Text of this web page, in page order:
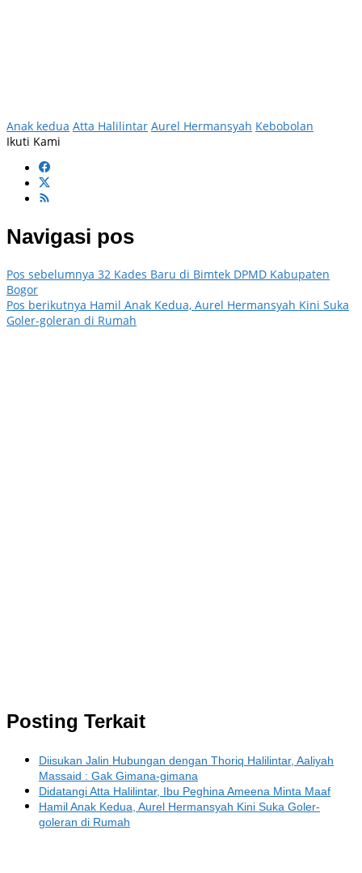
Anak kedua Atta Halilintar Aurel Hermansyah Kebobolan
Ikuti Kami
Navigasi pos
Pos sebelumnya 32 Kades Baru di Bimtek DPMD Kabupaten
Bogor
Pos berikutnya Hamil Anak Kedua, Aurel Hermansyah Kini Suka
Goler-goleran di Rumah
Posting Terkait
Diisukan Jalin Hubungan dengan Thoriq Halilintar, Aaliyah
Massaid : Gak Gimana-gimana
Didatangi Atta Halilintar, Ibu Peghina Ameena Minta Maaf
Hamil Anak Kedua, Aurel Hermansyah Kini Suka Goler-
goleran di Rumah